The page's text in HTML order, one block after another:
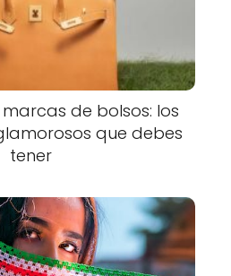
de bolsos: los
que debes
tener